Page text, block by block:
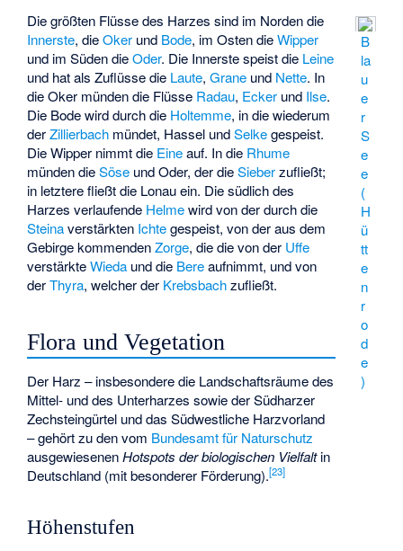
B
la
u
e
r
S
e
e
(
H
ü
tt
e
n
r
o
d
e
)
Die größten Flüsse des Harzes sind im Norden die
Innerste, dieOker und Bode, im Osten dieWipper
und im Süden dieOder. Die Innerste speist die Leine
und hat als Zuflüsse die Laute,Grane und Nette. In
die Oker münden die Flüsse Radau, Ecker und Ilse.
Die Bode wird durch die Holtemme, in die wiederum
derZillierbach mündet, Hassel undSelkegespeist.
Die Wipper nimmt die Eineauf. In die Rhume
münden dieSöse und Oder, der dieSieberzufließt;
in letztere fließt die Lonauein. Die südlich des
Harzes verlaufende Helmewird von der durch die
Steinaverstärkten Ichtegespeist, von der aus dem
Gebirge kommendenZorge, die die von der Uffe
verstärkteWieda und die Bereaufnimmt, und von
derThyra, welcher der Krebsbachzufließt.
Flora und Vegetation
Der Harz – insbesondere die Landschaftsräume des
Mittel- und des Unterharzes sowie der Südharzer
Zechsteingürtel und das Südwestliche Harzvorland
– gehört zu den vom Bundesamt für Naturschutz
ausgewiesenenHotspots der biologischen Vielfaltin
Deutschland (mit besonderer Förderung).[23]
Höhenstufen